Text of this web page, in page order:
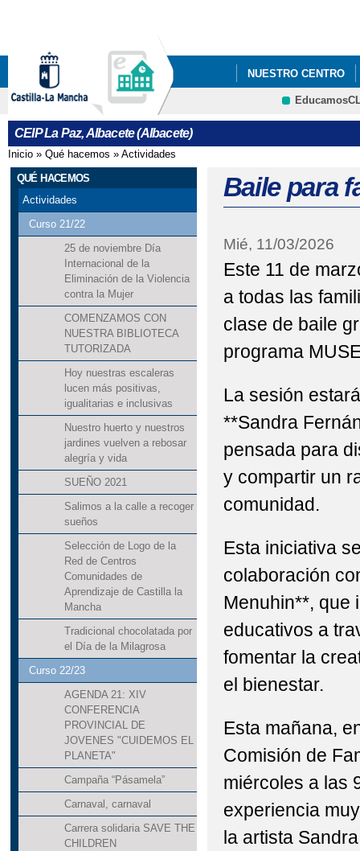
NUESTRO CENTRO
ERASMUS +
CEIP La Paz, Albacete (Albacete)
Se encuentra usted aquí
Inicio » Qué hacemos » Actividades
QUÉ HACEMOS
Actividades
Curso 21/22
25 de noviembre Día
Internacional de la
Eliminación de la Violencia
contra la Mujer
COMENZAMOS CON
NUESTRA BIBLIOTECA
TUTORIZADA
Hoy nuestras escaleras
lucen más positivas,
igualitarias e inclusivas
Nuestro huerto y nuestros
jardines vuelven a rebosar
alegría y vida
SUEÑO 2021
Salimos a la calle a recoger
sueños
Selección de Logo de la
Red de Centros
Comunidades de
Aprendizaje de Castilla la
Mancha
Tradicional chocolatada por
el Día de la Milagrosa
Curso 22/23
AGENDA 21: XIV
CONFERENCIA
PROVINCIAL DE
JOVENES "CUIDEMOS EL
PLANETA"
Campaña “Pásamela”
Carnaval, carnaval
Carrera solidaria SAVE THE
CHILDREN
Baile para
Mié, 11/03/2026
Este 11 de
a todas las
clase de baile
programa
La sesión
**Sandra
pensada para
y compartir un
comunidad.
Esta iniciativa
colaboración
Menuhin**, que
educativos a
fomentar la
el bienestar.
Esta mañana,
Comisión de
miércoles a las
experiencia
la artista